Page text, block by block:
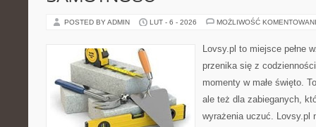
POSTED BY ADMIN LUT - 6 - 2026 MOŻLIWOŚĆ
Lovsy.pl to miejsce pełne
przenika się z
momenty w małe święto.
ale też dla zabieganych,
wyrażenia uczuć. Lovsy.pl